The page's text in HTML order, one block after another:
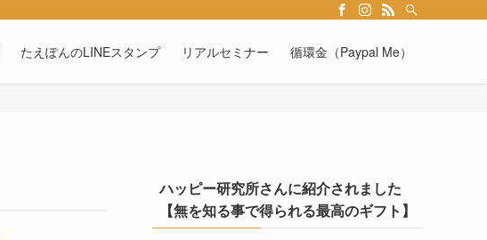
たえぽんのLINEスタンプ リアルセミナー 循環金（Paypal Me）
ハッピー研究所さんに紹介されました
【無を知る事で得られる最高のギフト】